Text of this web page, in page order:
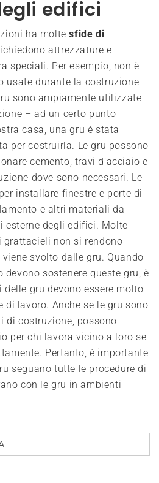
edifici
ha moltesfide di
attrezzature e
speciali. Per esempio, non è
usate durante la costruzione
sono ampiamente utilizzate
– ad un certo punto
casa, una gru è stata
per costruirla. Le gru possono
cemento, travi d’acciaio e
dove sono necessari. Le
installare finestre e porte di
e altri materiali da
esterne degli edifici. Molte
grattacieli non si rendono
svolto dalle gru. Quando
devono sostenere queste gru, è
gru devono essere molto
lavoro. Anche se le gru sono
di costruzione, possono
per chi lavora vicino a loro se
Pertanto, è importante
seguano tutte le procedure di
con le gru in ambienti